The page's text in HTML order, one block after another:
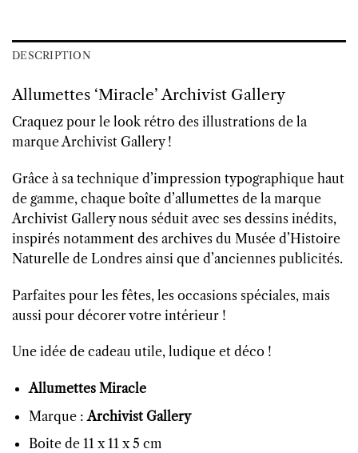
DESCRIPTION
Allumettes ‘Miracle’ Archivist Gallery
Craquez pour le look rétro des illustrations de la
marque Archivist Gallery !
Grâce à sa technique d’impression typographique haut
de gamme, chaque boîte d’allumettes de la marque
Archivist Gallery nous séduit avec ses dessins inédits,
inspirés notamment des archives du Musée d’Histoire
Naturelle de Londres ainsi que d’anciennes publicités.
Parfaites pour les fêtes, les occasions spéciales, mais
aussi pour décorer votre intérieur !
Une idée de cadeau utile, ludique et déco !
Allumettes Miracle
Marque :Archivist Gallery
Boite de 11 x 11 x 5 cm